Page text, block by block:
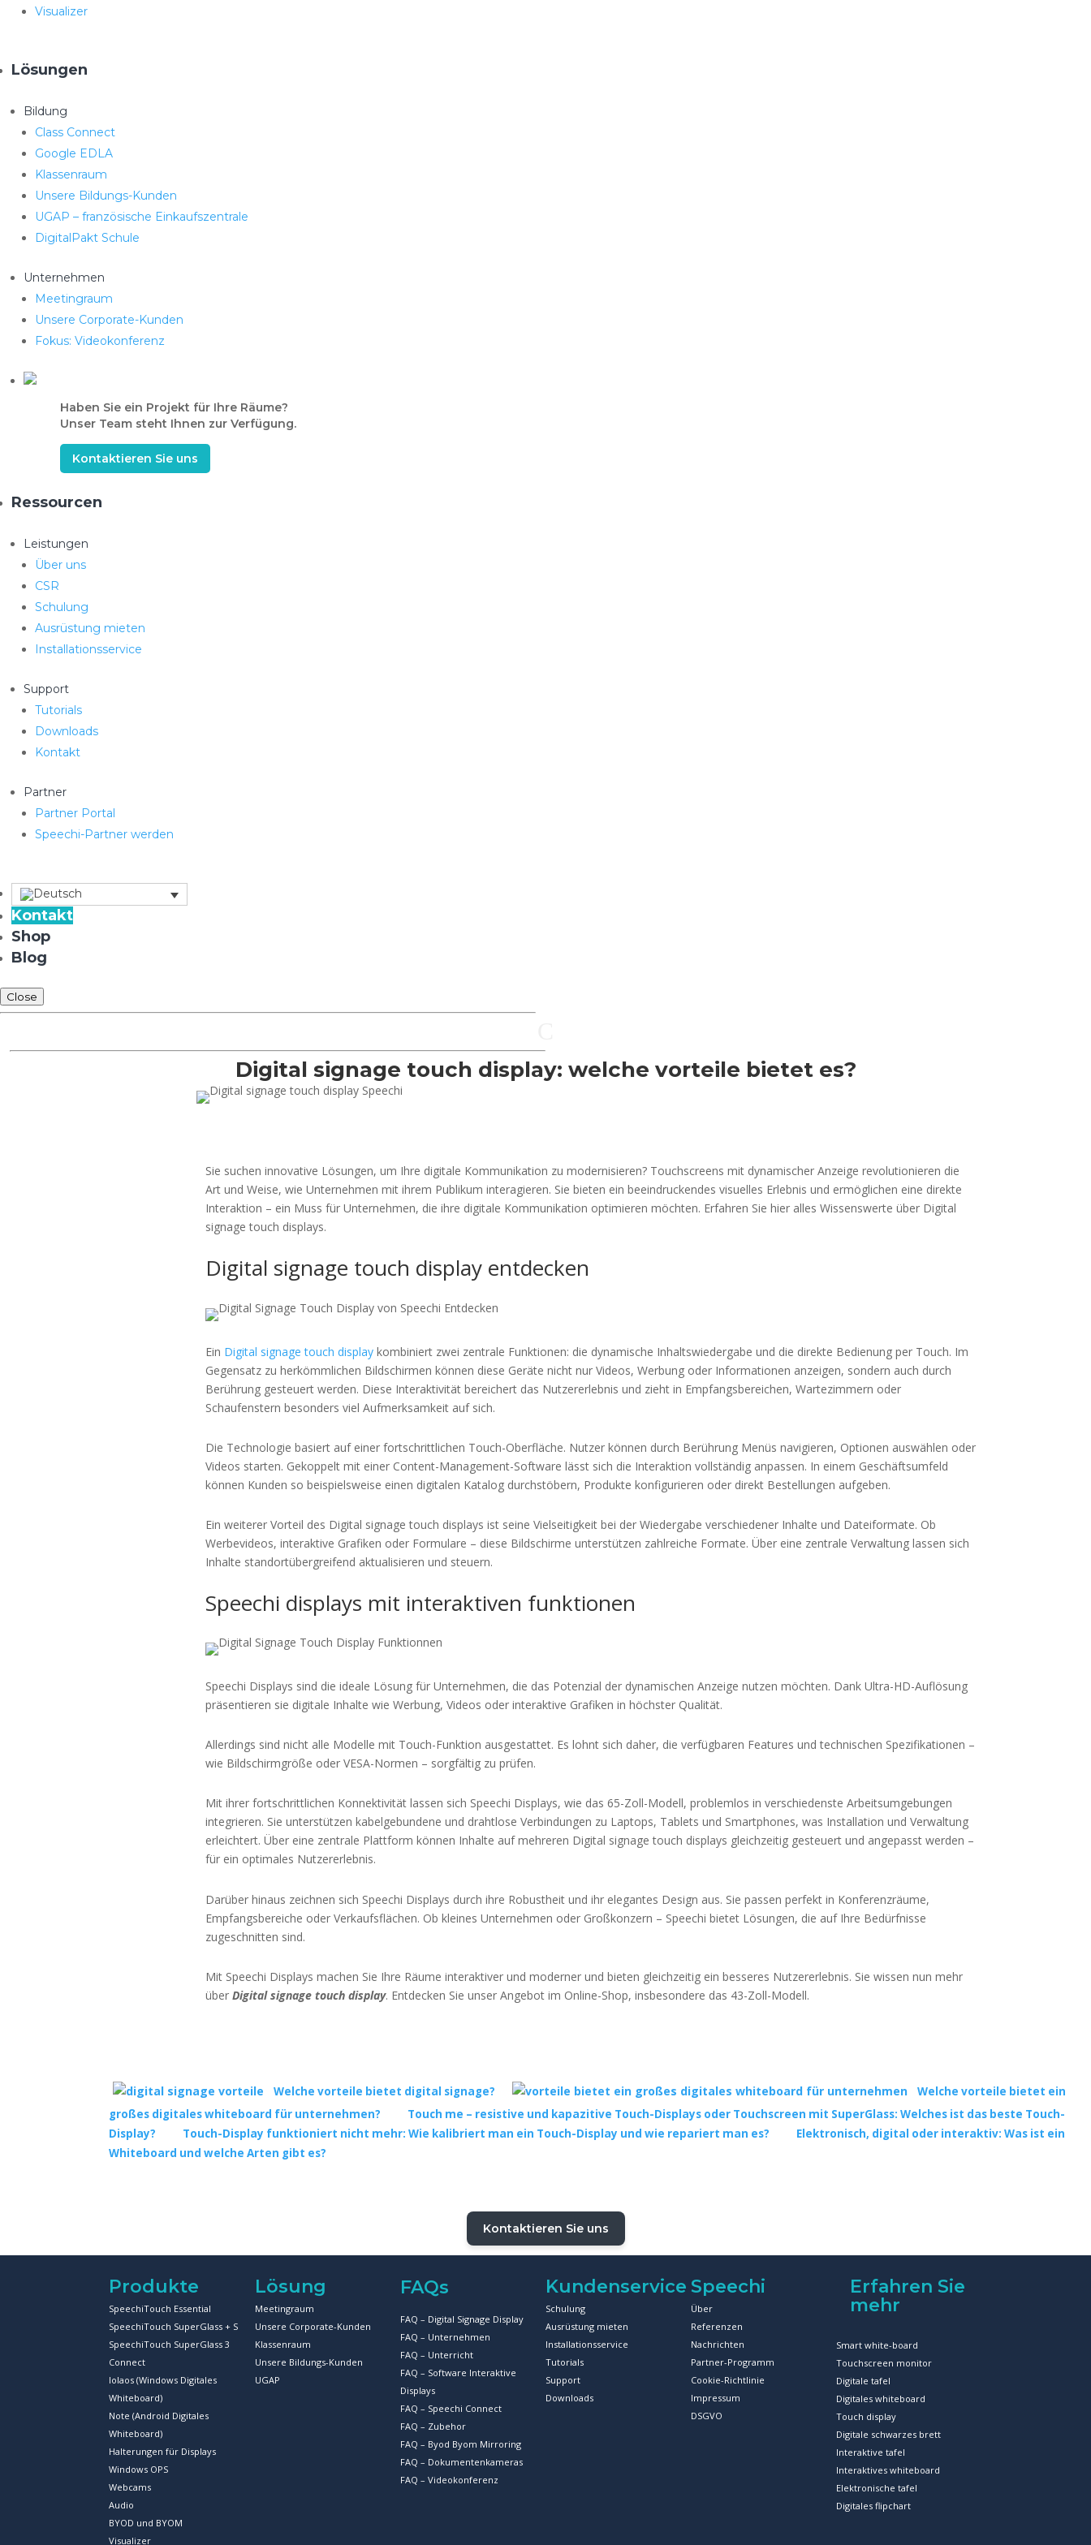
Visualizer
Lösungen
Bildung
Class Connect
Google EDLA
Klassenraum
Unsere Bildungs-Kunden
UGAP – französische Einkaufszentrale
DigitalPakt Schule
Unternehmen
Meetingraum
Unsere Corporate-Kunden
Fokus: Videokonferenz
Haben Sie ein Projekt für Ihre Räume?
Unser Team steht Ihnen zur Verfügung.
Kontaktieren Sie uns
Ressourcen
Leistungen
Über uns
CSR
Schulung
Ausrüstung mieten
Installationsservice
Support
Tutorials
Downloads
Kontakt
Partner
Partner Portal
Speechi-Partner werden
Kontakt
Shop
Blog
Close
Digital signage touch display: welche vorteile bietet es?
Sie suchen innovative Lösungen, um Ihre digitale Kommunikation zu modernisieren? Touchscreens mit dynamischer Anzeige revolutionieren die
Art und Weise, wie Unternehmen mit ihrem Publikum interagieren. Sie bieten ein beeindruckendes visuelles Erlebnis und ermöglichen eine direkte
Interaktion – ein Muss für Unternehmen, die ihre digitale Kommunikation optimieren möchten. Erfahren Sie hier alles Wissenswerte über Digital
signage touch displays.
Digital signage touch display entdecken
Ein Digital signage touch display kombiniert zwei zentrale Funktionen: die dynamische Inhaltswiedergabe und die direkte Bedienung per Touch. Im
Gegensatz zu herkömmlichen Bildschirmen können diese Geräte nicht nur Videos, Werbung oder Informationen anzeigen, sondern auch durch
Berührung gesteuert werden. Diese Interaktivität bereichert das Nutzererlebnis und zieht in Empfangsbereichen, Wartezimmern oder
Schaufenstern besonders viel Aufmerksamkeit auf sich.
Die Technologie basiert auf einer fortschrittlichen Touch-Oberfläche. Nutzer können durch Berührung Menüs navigieren, Optionen auswählen oder
Videos starten. Gekoppelt mit einer Content-Management-Software lässt sich die Interaktion vollständig anpassen. In einem Geschäftsumfeld
können Kunden so beispielsweise einen digitalen Katalog durchstöbern, Produkte konfigurieren oder direkt Bestellungen aufgeben.
Ein weiterer Vorteil des Digital signage touch displays ist seine Vielseitigkeit bei der Wiedergabe verschiedener Inhalte und Dateiformate. Ob
Werbevideos, interaktive Grafiken oder Formulare – diese Bildschirme unterstützen zahlreiche Formate. Über eine zentrale Verwaltung lassen sich
Inhalte standortübergreifend aktualisieren und steuern.
Speechi displays mit interaktiven funktionen
Speechi Displays sind die ideale Lösung für Unternehmen, die das Potenzial der dynamischen Anzeige nutzen möchten. Dank Ultra-HD-Auflösung
präsentieren sie digitale Inhalte wie Werbung, Videos oder interaktive Grafiken in höchster Qualität.
Allerdings sind nicht alle Modelle mit Touch-Funktion ausgestattet. Es lohnt sich daher, die verfügbaren Features und technischen Spezifikationen –
wie Bildschirmgröße oder VESA-Normen – sorgfältig zu prüfen.
Mit ihrer fortschrittlichen Konnektivität lassen sich Speechi Displays, wie das 65-Zoll-Modell, problemlos in verschiedenste Arbeitsumgebungen
integrieren. Sie unterstützen kabelgebundene und drahtlose Verbindungen zu Laptops, Tablets und Smartphones, was Installation und Verwaltung
erleichtert. Über eine zentrale Plattform können Inhalte auf mehreren Digital signage touch displays gleichzeitig gesteuert und angepasst werden –
für ein optimales Nutzererlebnis.
Darüber hinaus zeichnen sich Speechi Displays durch ihre Robustheit und ihr elegantes Design aus. Sie passen perfekt in Konferenzräume,
Empfangsbereiche oder Verkaufsflächen. Ob kleines Unternehmen oder Großkonzern – Speechi bietet Lösungen, die auf Ihre Bedürfnisse
zugeschnitten sind.
Mit Speechi Displays machen Sie Ihre Räume interaktiver und moderner und bieten gleichzeitig ein besseres Nutzererlebnis. Sie wissen nun mehr
überDigital signage touch display. Entdecken Sie unser Angebot im Online-Shop, insbesondere das 43-Zoll-Modell.
Welche vorteile bietet digital signage?
Welche vorteile bietet ein
großes digitales whiteboard für unternehmen?
Touch me – resistive und kapazitive Touch-Displays oder Touchscreen mit SuperGlass: Welches ist das beste Touch-
Display?
Touch-Display funktioniert nicht mehr: Wie kalibriert man ein Touch-Display und wie repariert man es?
Elektronisch, digital oder interaktiv: Was ist ein
Whiteboard und welche Arten gibt es?
Kontaktieren Sie uns
Produkte
SpeechiTouch Essential
SpeechiTouch SuperGlass + S
SpeechiTouch SuperGlass 3
Connect
Iolaos (Windows Digitales
Whiteboard)
Note (Android Digitales
Whiteboard)
Halterungen für Displays
Windows OPS
Webcams
Audio
BYOD und BYOM
Visualizer
Lösung
Meetingraum
Unsere Corporate-Kunden
Klassenraum
Unsere Bildungs-Kunden
UGAP
FAQs
FAQ – Digital Signage Display
FAQ – Unternehmen
FAQ – Unterricht
FAQ – Software Interaktive
Displays
FAQ – Speechi Connect
FAQ – Zubehor
FAQ – Byod Byom Mirroring
FAQ – Dokumentenkameras
FAQ – Videokonferenz
Kundenservice
Schulung
Ausrüstung mieten
Installationsservice
Tutorials
Support
Downloads
Speechi
Über
Referenzen
Nachrichten
Partner-Programm
Cookie-Richtlinie
Impressum
DSGVO
Erfahren Sie
mehr
Smart white-board
Touchscreen monitor
Digitale tafel
Digitales whiteboard
Touch display
Digitale schwarzes brett
Interaktive tafel
Interaktives whiteboard
Elektronische tafel
Digitales flipchart